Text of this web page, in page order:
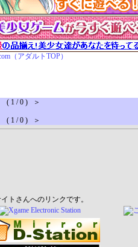
( 1 / 0 ) ＞
( 1 / 0 ) ＞
トさんへのリンクです。